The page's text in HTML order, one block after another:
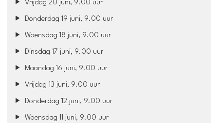
Vrijdag 20 juni, 9.00 uur
Donderdag 19 juni, 9.00 uur
Woensdag 18 juni, 9.00 uur
Dinsdag 17 juni, 9.00 uur
Maandag 16 juni, 9.00 uur
Vrijdag 13 juni, 9.00 uur
Donderdag 12 juni, 9.00 uur
Woensdag 11 juni, 9.00 uur